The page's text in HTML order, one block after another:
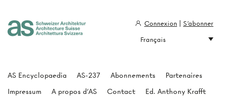
AS Encyclopaedia AS-237 Abonnements
Partenaires
Impressum
A propos d'AS Contact Ed. Anthony Krafft
Connexion
S'abonner
Français